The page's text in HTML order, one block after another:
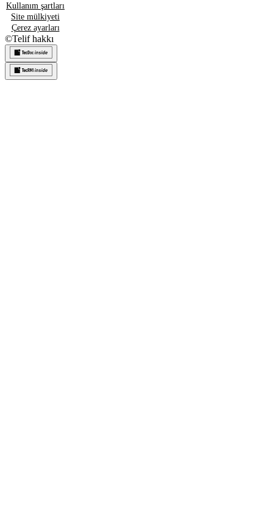
Kullanım şartları
Site mülkiyeti
Çerez ayarları
©Telif hakkı